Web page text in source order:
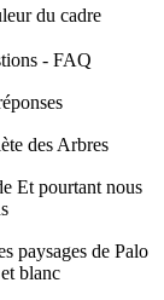
du cadre
- FAQ
des Arbres
Et pourtant nous
paysages de Palo
blanc